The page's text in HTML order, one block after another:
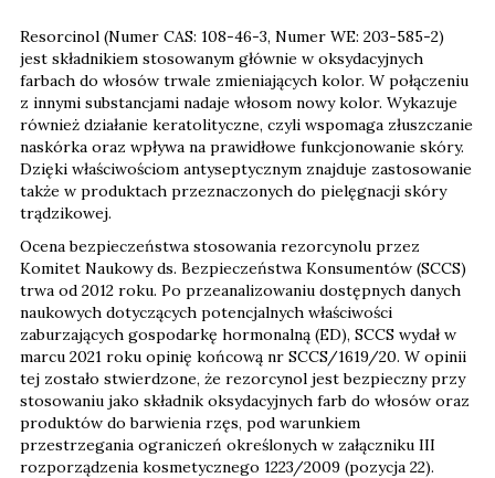
Resorcinol (Numer CAS: 108-46-3, Numer WE: 203-585-2)
jest składnikiem stosowanym głównie w oksydacyjnych
farbach do włosów trwale zmieniających kolor. W połączeniu
z innymi substancjami nadaje włosom nowy kolor. Wykazuje
również działanie keratolityczne, czyli wspomaga złuszczanie
naskórka oraz wpływa na prawidłowe funkcjonowanie skóry.
Dzięki właściwościom antyseptycznym znajduje zastosowanie
także w produktach przeznaczonych do pielęgnacji skóry
trądzikowej.
Ocena bezpieczeństwa stosowania rezorcynolu przez
Komitet Naukowy ds. Bezpieczeństwa Konsumentów (SCCS)
trwa od 2012 roku. Po przeanalizowaniu dostępnych danych
naukowych dotyczących potencjalnych właściwości
zaburzających gospodarkę hormonalną (ED), SCCS wydał w
marcu 2021 roku opinię końcową nr SCCS/1619/20. W opinii
tej zostało stwierdzone, że rezorcynol jest bezpieczny przy
stosowaniu jako składnik oksydacyjnych farb do włosów oraz
produktów do barwienia rzęs, pod warunkiem
przestrzegania ograniczeń określonych w załączniku III
rozporządzenia kosmetycznego 1223/2009 (pozycja 22).